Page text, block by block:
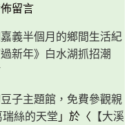
留言
義半個月的鄉間生活紀
過新年》白水湖抓招潮
子主題館，免費參觀親
絲的天堂 」於〈 【大溪